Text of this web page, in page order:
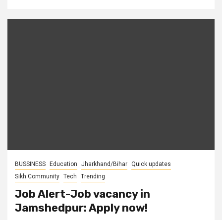
BUSSINESS Education Jharkhand/Bihar Quick updates
Sikh Community Tech Trending
Job Alert-Job vacancy in
Jamshedpur: Apply now!